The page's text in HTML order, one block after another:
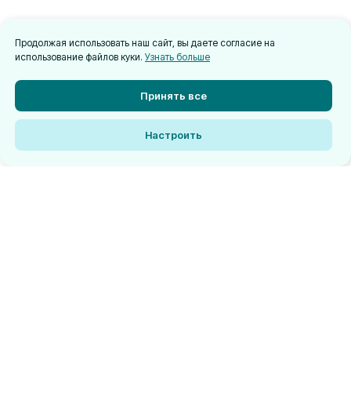
Продолжая использовать наш сайт, вы даете согласие на
использование файлов куки. Узнать больше
Принять все
Настроить